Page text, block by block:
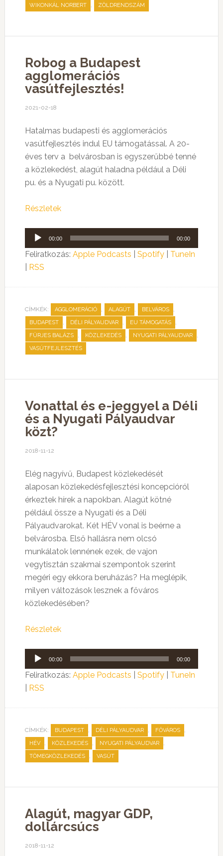
WIKONKÁL NORBERT , ZÖLDRENDSZÁM
Robog a Budapest
agglomerációs
vasútfejlesztés!
2021-02-18
Hatalmas budapesti és agglomerációs
vasútfejlesztés indul EU támogatással. A 20-
éves terv a belvárosban is egyszerűbbé tenné
a közlekedést, alagút haladna például a Déli
pu. és a Nyugati pu. között.
Részletek
Audió
lejátszó
00:00 00:00
Feliratkozás: Apple Podcasts Spotify| TuneIn
RSS
CÍMKÉK: AGGLOMERÁCIÓ , ALAGÚT , BELVÁROS ,
BUDAPEST , DÉLI PÁLYAUDVAR , EU TÁMOGATÁS ,
FÜRJES BALÁZS , KÖZLEKEDÉS , NYUGATI PÁLYAUDVAR ,
VASÚTFEJLESZTÉS
Vonattal és e-jeggyel a Déli
és a Nyugati Pályaudvar
közt?
2018-11-12
Elég nagyívű, Budapest közlekedését
alaposan közlekedésfejlesztési koncepcióról
érkeztek hírek a napokban. Alagút kötné
például össze a Nyugati és a Déli
Pályaudvarokat. Két HÉV vonal is beérne a
belvárosba. Első hallásra nem olcsó
munkálatok lennének ezek, de vajon
vegytisztán szakmai szempontok szerint
megéri egy ekkora beruházás? Ha meglépik,
milyen változások lesznek a főváros
közlekedésében?
Részletek
Audió
lejátszó
00:00 00:00
Feliratkozás: Apple Podcasts Spotify| TuneIn
RSS
CÍMKÉK: BUDAPEST , DÉLI PÁLYAUDVAR , FŐVÁROS ,
HÉV , KÖZLEKEDÉS , NYUGATI PÁLYAUDVAR ,
TÖMEGKÖZLEKEDÉS , VASÚT
Alagút, magyar GDP,
dollárcsúcs
2018-11-12